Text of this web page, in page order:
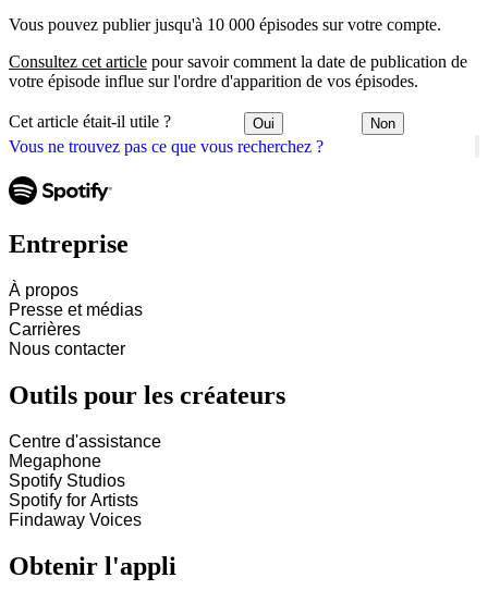
Vous ne trouvez pas ce que vous recherchez ?
Vous pouvez publier jusqu'à 10 000 épisodes sur votre compte.
Consultez cet article pour savoir comment la date de publication de
votre épisode influe sur l'ordre d'apparition de vos épisodes.
Cet article était-il utile ? Oui Non
Entreprise
À propos
Presse et médias
Carrières
Nous contacter
Outils pour les créateurs
Centre d'assistance
Megaphone
Spotify Studios
Spotify for Artists
Findaway Voices
Obtenir l'appli